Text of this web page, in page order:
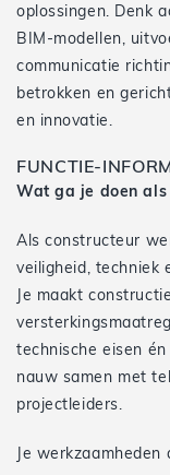
oplossingen. Denk
BIM-modellen,
communicatie
betrokken en
en innovatie.
FUNCTIE-
Wat ga je doen als
Als constructeur
veiligheid, techniek
Je maakt
technische eisen
nauw samen met
projectleiders.
Je